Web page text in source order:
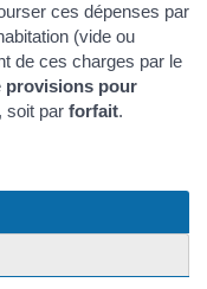
ces dépenses par
(vide ou
de ces charges par le
provisions pour
, soit par forfait.